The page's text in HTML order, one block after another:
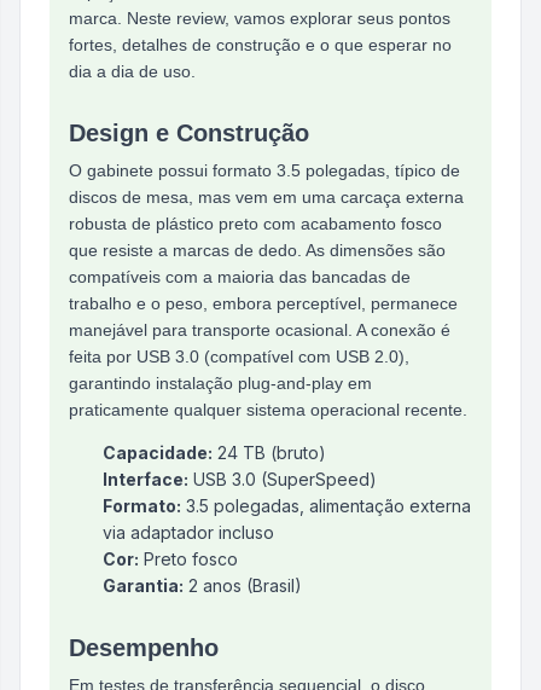
marca. Neste review, vamos explorar seus pontos
fortes, detalhes de construção e o que esperar no
dia a dia de uso.
Design e Construção
O gabinete possui formato 3.5 polegadas, típico de
discos de mesa, mas vem em uma carcaça externa
robusta de plástico preto com acabamento fosco
que resiste a marcas de dedo. As dimensões são
compatíveis com a maioria das bancadas de
trabalho e o peso, embora perceptível, permanece
manejável para transporte ocasional. A conexão é
feita por USB 3.0 (compatível com USB 2.0),
garantindo instalação plug‑and‑play em
praticamente qualquer sistema operacional recente.
Capacidade: 24 TB (bruto)
Interface: USB 3.0 (SuperSpeed)
Formato: 3.5 polegadas, alimentação externa
via adaptador incluso
Cor: Preto fosco
Garantia: 2 anos (Brasil)
Desempenho
Em testes de transferência sequencial, o disco